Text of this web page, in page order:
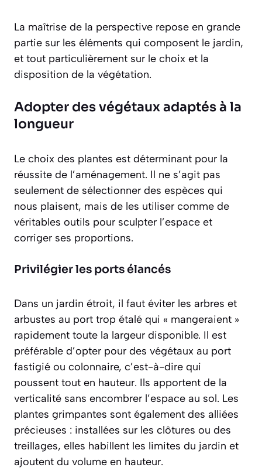
La maîtrise de la perspective repose en grande
partie sur les éléments qui composent le jardin,
et tout particulièrement sur le choix et la
disposition de la végétation.
Adopter des végétaux adaptés à la
longueur
Le choix des plantes est déterminant pour la
réussite de l’aménagement. Il ne s’agit pas
seulement de sélectionner des espèces qui
nous plaisent, mais de les utiliser comme de
véritables outils pour sculpter l’espace et
corriger ses proportions.
Privilégier les ports élancés
Dans un jardin étroit, il faut éviter les arbres et
arbustes au port trop étalé qui « mangeraient »
rapidement toute la largeur disponible. Il est
préférable d’opter pour des végétaux au port
fastigié ou colonnaire, c’est-à-dire qui
poussent tout en hauteur. Ils apportent de la
verticalité sans encombrer l’espace au sol. Les
plantes grimpantes sont également des alliées
précieuses : installées sur les clôtures ou des
treillages, elles habillent les limites du jardin et
ajoutent du volume en hauteur.